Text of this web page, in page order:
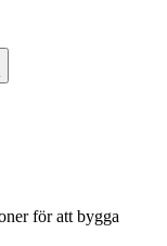
för att bygga